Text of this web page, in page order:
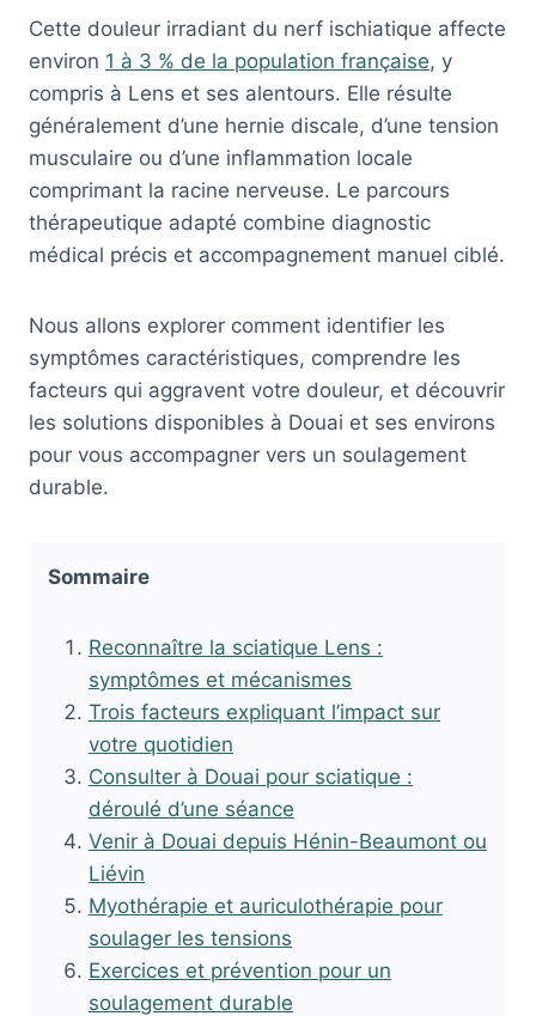
Cette douleur irradiant du nerf ischiatique affecte
environ 1 à 3 % de la population française, y
compris à Lens et ses alentours. Elle résulte
généralement d’une hernie discale, d’une tension
musculaire ou d’une inflammation locale
comprimant la racine nerveuse. Le parcours
thérapeutique adapté combine diagnostic
médical précis et accompagnement manuel ciblé.
Nous allons explorer comment identifier les
symptômes caractéristiques, comprendre les
facteurs qui aggravent votre douleur, et découvrir
les solutions disponibles à Douai et ses environs
pour vous accompagner vers un soulagement
durable.
Sommaire
Reconnaître la sciatique Lens :
symptômes et mécanismes
Trois facteurs expliquant l’impact sur
votre quotidien
Consulter à Douai pour sciatique :
déroulé d’une séance
Venir à Douai depuis Hénin-Beaumont ou
Liévin
Myothérapie et auriculothérapie pour
soulager les tensions
Exercices et prévention pour un
soulagement durable